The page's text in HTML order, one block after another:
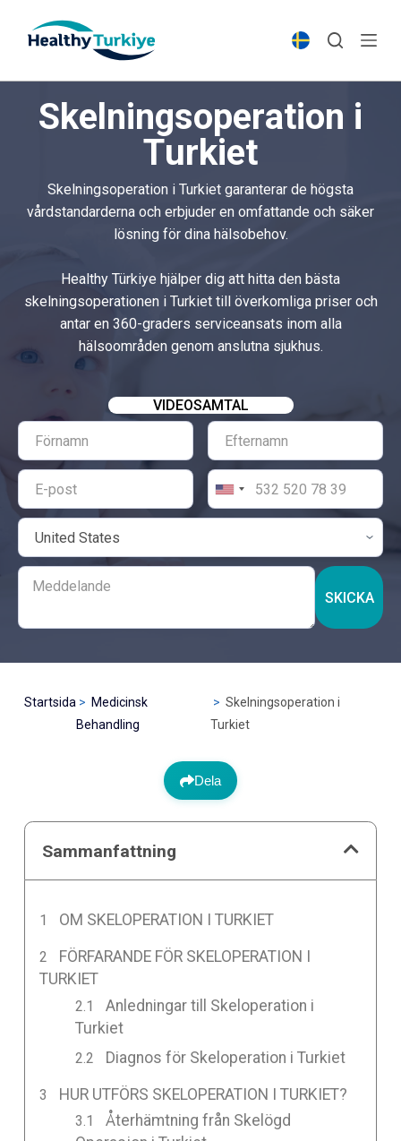
p
Skelningsoperation i
Turkiet
Skelningsoperation i Turkiet garanterar de högsta
vårdstandarderna och erbjuder en omfattande och säker
lösning för dina hälsobehov.
Healthy Türkiye hjälper dig att hitta den bästa
skelningsoperationen i Turkiet till överkomliga priser och
antar en 360-graders serviceansats inom alla
hälsoområden genom anslutna sjukhus.
VIDEOSAMTAL
SKICKA
Startsida
Medicinsk
Behandling
Skelningsoperation i
Turkiet
Dela
Sammanfattning
OM SKELOPERATION I TURKIET
FÖRFARANDE FÖR SKELOPERATION I
TURKIET
Anledningar till Skeloperation i
Turkiet
Diagnos för Skeloperation i Turkiet
HUR UTFÖRS SKELOPERATION I TURKIET?
Återhämtning från Skelögd